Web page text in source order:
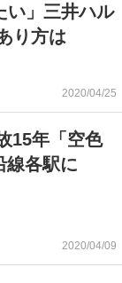
い」三井ハル
り方は
2020/04/25
15年「空色
線各駅に
2020/04/09